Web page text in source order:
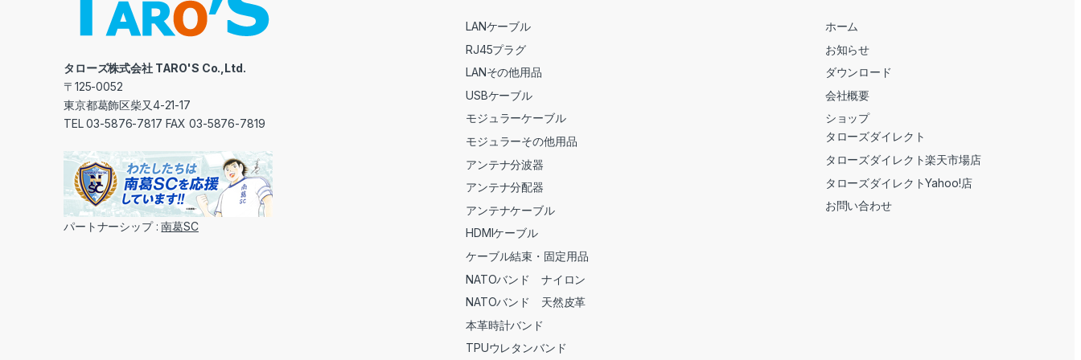
タローズ株式会社 TARO'S Co.,Ltd.
〒125-0052
東京都葛飾区柴又4-21-17
TEL 03-5876-7817 FAX 03-5876-7819
パートナーシップ :南葛SC
LANケーブル
RJ45プラグ
LANその他用品
USBケーブル
モジュラーケーブル
モジュラーその他用品
アンテナ分波器
アンテナ分配器
アンテナケーブル
HDMIケーブル
ケーブル結束・固定用品
NATOバンド ナイロン
NATOバンド 天然皮革
本革時計バンド
TPUウレタンバンド
ホーム
お知らせ
ダウンロード
会社概要
ショップ
タローズダイレクト
タローズダイレクト楽天市場店
タローズダイレクトYahoo!店
お問い合わせ